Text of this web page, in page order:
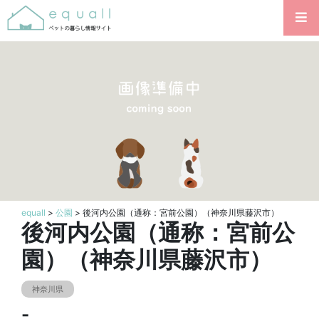
equall > 公園 > 後河内公園（通称：宮前公園）（神奈川県藤沢市）
後河内公園（通称：宮前公
園）（神奈川県藤沢市）
神奈川県
-